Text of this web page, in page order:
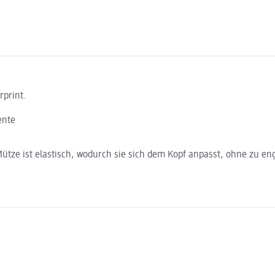
ist elastisch, wodurch sie sich dem Kopf anpasst, ohne zu